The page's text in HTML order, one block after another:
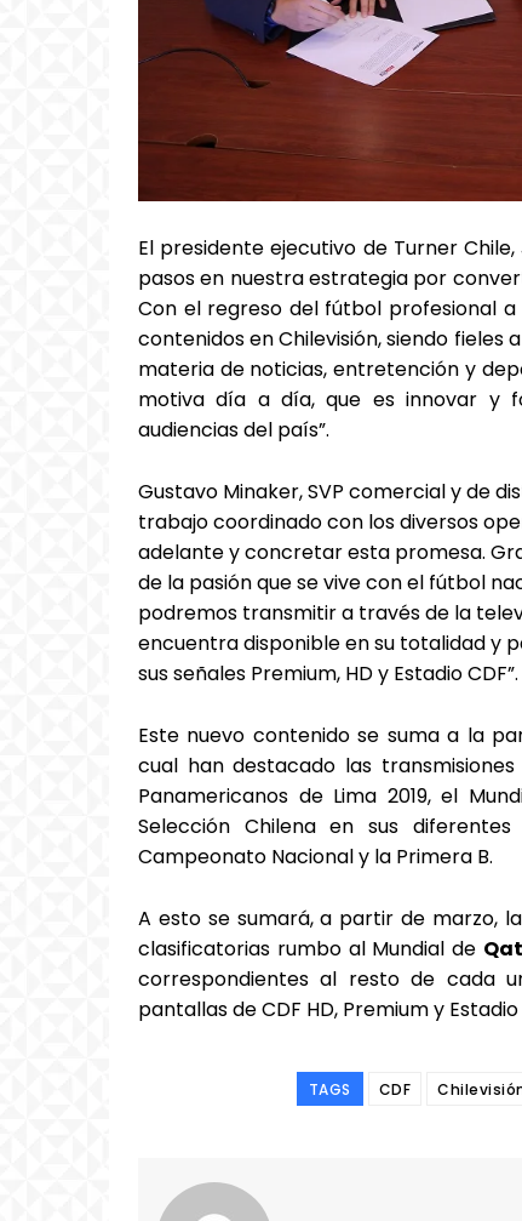
El presidente ejecutivo de Turner
pasos en nuestra estrategia por
Con el regreso del fútbol profesional
contenidos en Chilevisión, siendo
materia de noticias, entretención y
motiva día a día, que es innovar y
audiencias del país”.
Gustavo Minaker, SVP comercial y de
trabajo coordinado con los diversos
adelante y concretar esta promesa.
de la pasión que se vive con el fútbol
podremos transmitir a través de la
encuentra disponible en su totalidad y
sus señales Premium, HD y Estadio CDF”.
Este nuevo contenido se suma a la
cual han destacado las
Panamericanos de Lima 2019, el
Selección Chilena en sus
Campeonato Nacional y la Primera B.
A esto se sumará, a partir de marzo,
clasificatorias rumbo al Mundial de
correspondientes al resto de cada
pantallas de CDF HD, Premium y Estadio
TAGS CDF